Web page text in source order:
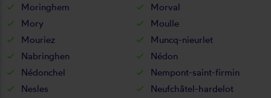
Moringhem
Morval
Mory
Moulle
Mouriez
Muncq-nieurlet
Nabringhen
Nédon
Nédonchel
Nempont-saint-firmin
Nesles
Neufchâtel-hardelot